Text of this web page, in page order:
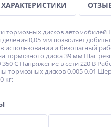
ХАРАКТЕРИСТИКИ
тормозных дисков автомобилей
0,05 мм позволяет
использовании и безопасный
тормозного диска 39 мм Шаг
С Напряжение в сети 220 В
дисков 0,005-0,01
кг: